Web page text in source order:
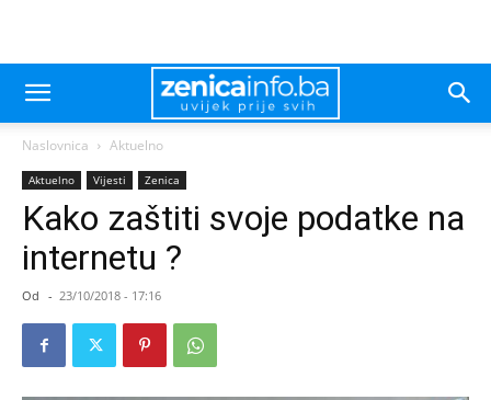
Naslovnica Aktuelno
Aktuelno Vijesti Zenica
Kako zaštiti svoje podatke na
internetu ?
Od - 23/10/2018 - 17:16